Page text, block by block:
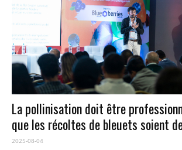
La pollinisation doit être
que les récoltes de bleuets soient
qualité.
2025-08-04